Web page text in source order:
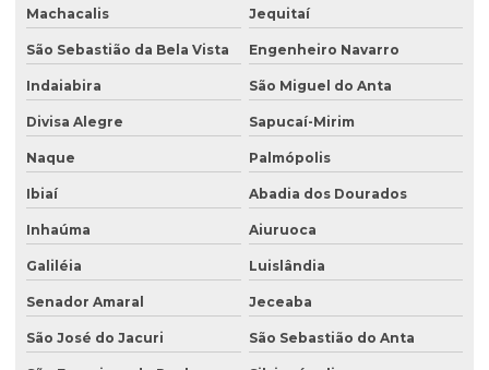
Machacalis Jequitaí
São Sebastião da Bela Vista Engenheiro Navarro
Indaiabira São Miguel do Anta
Divisa Alegre Sapucaí-Mirim
Naque Palmópolis
Ibiaí Abadia dos Dourados
Inhaúma Aiuruoca
Galiléia Luislândia
Senador Amaral Jeceaba
São José do Jacuri São Sebastião do Anta